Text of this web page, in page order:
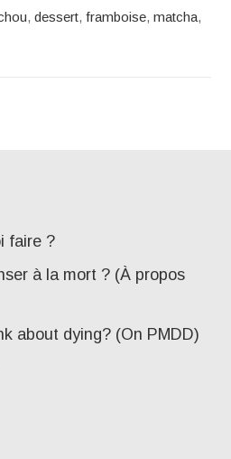
,dessert,framboise,matcha,
faire ?
à la mort ? (À propos
about dying? (On PMDD)